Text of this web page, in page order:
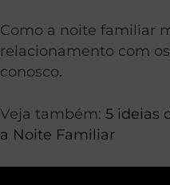
Como a noite familiar
relacionamento com
conosco.
Veja também: 5 ideias
a Noite Familiar